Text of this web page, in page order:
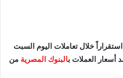
خلال تعاملات اليوم السبت
البنوك المصرية من